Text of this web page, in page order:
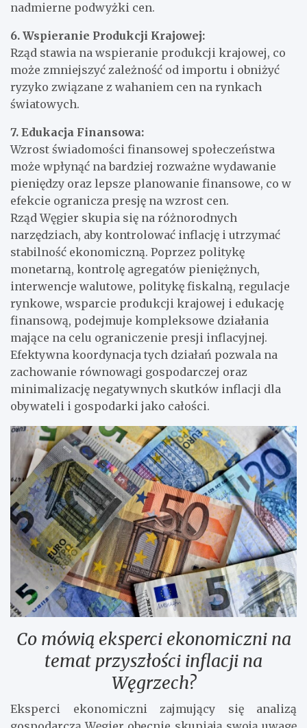
nadmierne podwyżki cen.
6. Wspieranie Produkcji Krajowej:
Rząd stawia na wspieranie produkcji krajowej, co
może zmniejszyć zależność od importu i obniżyć
ryzyko związane z wahaniem cen na rynkach
światowych.
7. Edukacja Finansowa:
Wzrost świadomości finansowej społeczeństwa
może wpłynąć na bardziej rozważne wydawanie
pieniędzy oraz lepsze planowanie finansowe, co w
efekcie ogranicza presję na wzrost cen.
Rząd Węgier skupia się na różnorodnych
narzędziach, aby kontrolować inflację i utrzymać
stabilność ekonomiczną. Poprzez politykę
monetarną, kontrolę agregatów pieniężnych,
interwencje walutowe, politykę fiskalną, regulacje
rynkowe, wsparcie produkcji krajowej i edukację
finansową, podejmuje kompleksowe działania
mające na celu ograniczenie presji inflacyjnej.
Efektywna koordynacja tych działań pozwala na
zachowanie równowagi gospodarczej oraz
minimalizację negatywnych skutków inflacji dla
obywateli i gospodarki jako całości.
Co mówią eksperci ekonomiczni na
temat przyszłości inflacji na
Węgrzech?
Eksperci ekonomiczni zajmujący się analizą